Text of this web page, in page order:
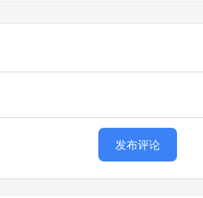
发布评论